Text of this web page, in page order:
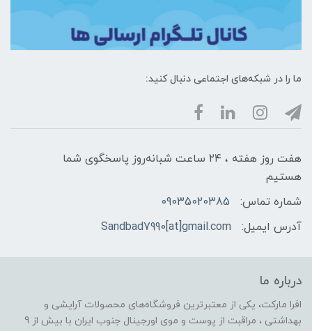
ما را در شبکه‌های اجتماعی دنبال کنید:
هفت روز هفته ، ۲۴ ساعت شبانه‌روز پاسخگوی شما
هستیم
شماره تماس:
09035020385
آدرس ایمیل:
Sandbad7990[at]gmail.com
درباره ما
افرا مارکت، یکی از معتبرترین فروشگاه‌های محصولات آرایشی و
بهداشتی ، مراقبت از پوست و موی اورجینال جنوب ایران با بیش از 9